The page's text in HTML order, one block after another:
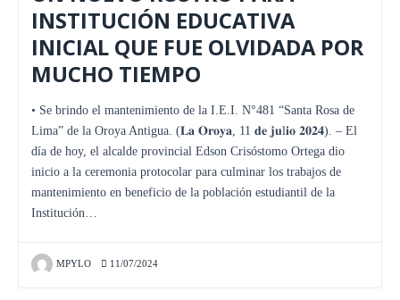
INSTITUCIÓN EDUCATIVA
INICIAL QUE FUE OLVIDADA POR
MUCHO TIEMPO
• Se brindo el mantenimiento de la I.E.I. N°481 “Santa Rosa de
Lima” de la Oroya Antigua. (𝐋𝐚 𝐎𝐫𝐨𝐲𝐚, 11 𝐝𝐞 𝐣𝐮l𝐢𝐨 𝟐𝟎𝟐𝟒). – El
día de hoy, el alcalde provincial Edson Crisóstomo Ortega dio
inicio a la ceremonia protocolar para culminar los trabajos de
mantenimiento en beneficio de la población estudiantil de la
Institución…
MPYLO 11/07/2024